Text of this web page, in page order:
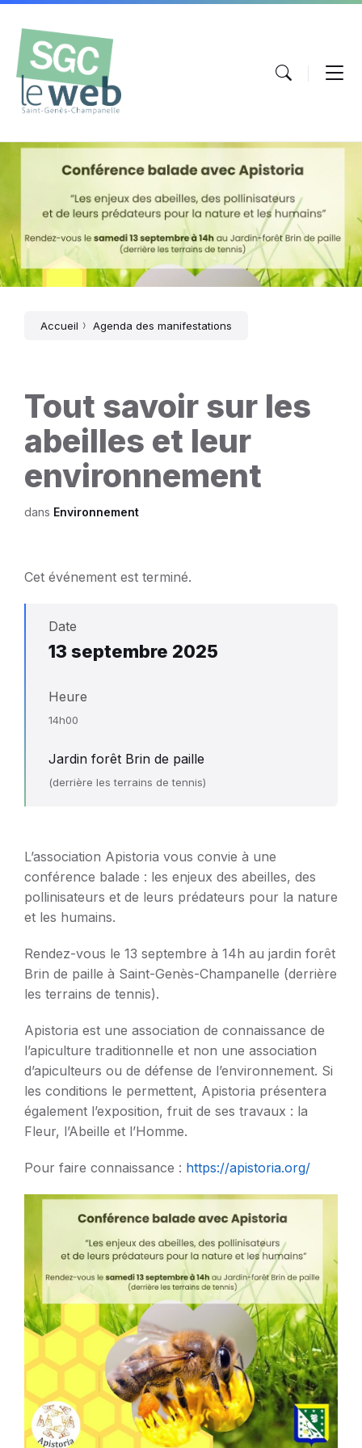
Aller
contenu
Passer
navigation
principale
Atteindre
pied
page
conférence
Apistoria
Accueil Agenda des manifestations
Tout savoir sur les
abeilles et leur
environnement
dans Environnement
Cet événement est terminé.
Date
13 septembre 2025
Heure
14h00
Jardin forêt Brin de paille
(derrière les terrains de tennis)
L’association Apistoria vous convie à une
conférence balade : les enjeux des abeilles, des
pollinisateurs et de leurs prédateurs pour la nature
et les humains.
Rendez-vous le 13 septembre à 14h au jardin forêt
Brin de paille à Saint-Genès-Champanelle (derrière
les terrains de tennis).
Apistoria est une association de connaissance de
l’apiculture traditionnelle et non une association
d’apiculteurs ou de défense de l’environnement. Si
les conditions le permettent, Apistoria présentera
également l’exposition, fruit de ses travaux : la
Fleur, l’Abeille et l’Homme.
Pour faire connaissance : https://apistoria.org/